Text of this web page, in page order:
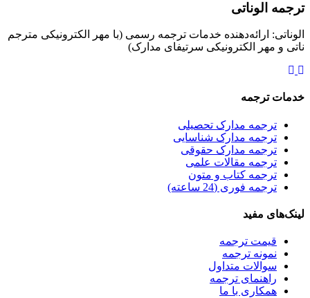
الوناتی
ارائه‌دهنده خدمات ترجمه رسمی (با مهر الکترونیکی مترجم
مهر الکترونیکی سرتیفای مدارک)
ترجمه
ترجمه مدارک تحصیلی
ترجمه مدارک شناسایی
ترجمه مدارک حقوقی
ترجمه مقالات علمی
ترجمه کتاب و متون
ترجمه فوری (24 ساعته)
مفید
قیمت ترجمه
نمونه ترجمه
سوالات متداول
راهنمای ترجمه
همکاری با ما